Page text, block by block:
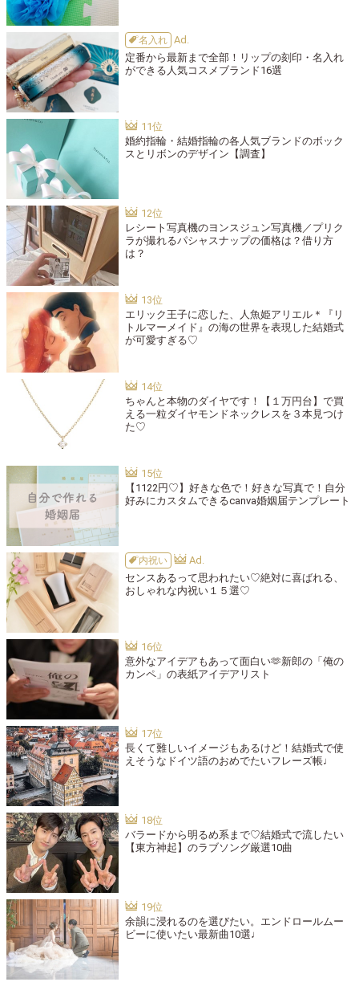
名入れ
定番から最新まで全部！リップの刻印・名入れ
ができる人気コスメブランド16選
婚約指輪・結婚指輪の各人気ブランドのボック
スとリボンのデザイン【調査】
レシート写真機のヨンスジュン写真機／プリク
ラが撮れるパシャスナップの価格は？借り方
は？
エリック王子に恋した、人魚姫アリエル＊『リ
トルマーメイド』の海の世界を表現した結婚式
が可愛すぎる♡
ちゃんと本物のダイヤです！【１万円台】で買
える一粒ダイヤモンドネックレスを３本見つけ
た♡
【1122円♡】好きな色で！好きな写真で！自分
好みにカスタムできるcanva婚姻届テンプレート
内祝い
センスあるって思われたい♡絶対に喜ばれる、
おしゃれな内祝い１５選♡
意外なアイデアもあって面白い🫶新郎の「俺の
カンペ」の表紙アイデアリスト
長くて難しいイメージもあるけど！結婚式で使
えそうなドイツ語のおめでたいフレーズ帳♩
バラードから明るめ系まで♡結婚式で流したい
【東方神起】のラブソング厳選10曲
余韻に浸れるのを選びたい。エンドロールムー
ビーに使いたい最新曲10選♩